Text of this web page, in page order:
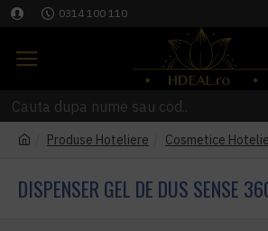
0314 100 110
Produse Hoteliere Cosmetice
DISPENSER GEL DE DUS SENSE